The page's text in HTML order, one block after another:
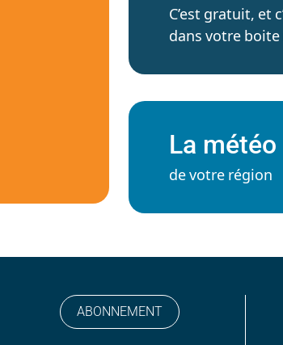
C’est gratuit, et
dans votre boite
La météo
de votre région
ABONNEMENT